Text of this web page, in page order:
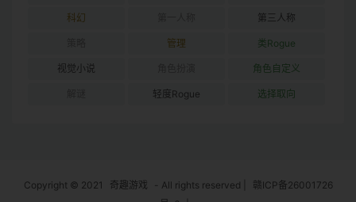
科幻 第三人称
管理 类Rogue
视觉小说 角色自定义
轻度Rogue 选择取向
Copyright © 2021 奇趣游戏 - All rights reserved
赣ICP备26001726